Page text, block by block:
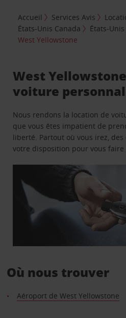
Accueil Services Avis
États-Unis Canada
États-Unis
West Yellowstone
West
voiture
Nous rendons la location de
que vous êtes impatient de
liberté. Partout où vous irez,
votre disposition pour vous
Où nous trouver
Aéroport de West Yellowstone